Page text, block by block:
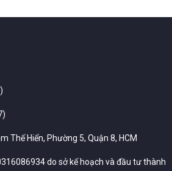
Thế Hiển, Phường 5, Quận 8, HCM
do sở kế hoạch và đầu tư thành